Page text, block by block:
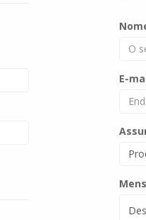
E-